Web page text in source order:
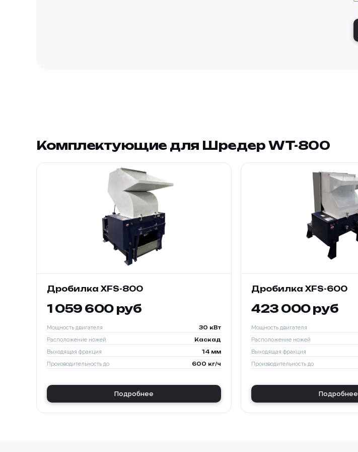
Комплектующие для Шредер WT-800
Дробилка XFS-800
1 059 600 руб
Мощность двигателя 30 кВт
Расположение ножей Каскад
Выходящая фракция 14 мм
Производительность до 600 кг/ч
Подробнее
Дробилка XFS-600
423 000 руб
Мощность двигателя
Расположение ножей
Выходящая фракция
Производительность до
Подробнее